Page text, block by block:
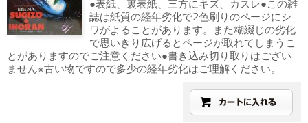
●表紙、裏表紙、三方にキズ、カスレ●この雑
誌は紙質の経年劣化で2色刷りのページにシ
ワがよることがあります。また糊綴じの劣化
で思いきり広げるとページが取れてしまうこ
とがありますのでご注意ください●書き込み切り取りはござい
ません※古い物ですので多少の経年劣化はご理解ください。